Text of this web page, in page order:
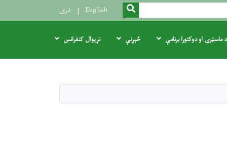
SEARCH
English دری
د ماسټرۍ او دوکتورا برنامې څېړنې نړېوال کنفرانس